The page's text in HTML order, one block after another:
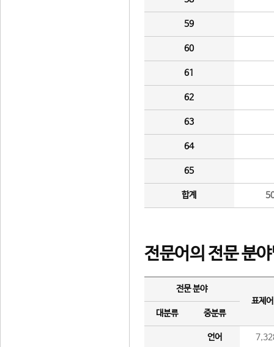
59
60
61
62
63
64
65
합계
전문어의 전문 분
전문 분야
표제
대분류
중분류
언어